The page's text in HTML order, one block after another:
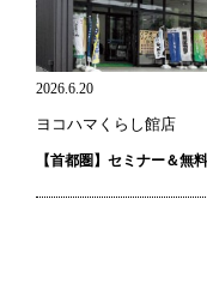
2026.6.20
ヨコハマくらし館店
【首都圏】セミナー＆無